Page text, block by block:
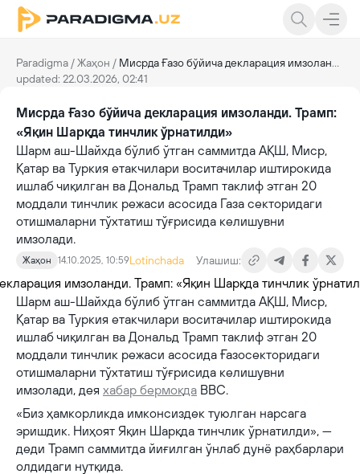
Paradigma /Жаҳон / Мисрда Ғазо бўйича декларация имзоланди. Трамп: «Яқин Шарқда тинчлик ўрнатилди»
updated: 22.03.2026, 02:41
Мисрда Ғазо бўйича декларация имзоланди. Трамп:
«Яқин Шарқда тинчлик ўрнатилди»
Шарм аш-Шайхда бўлиб ўтган саммитда АҚШ, Миср,
Қатар ва Туркия етакчилари воситачилар иштирокида
ишлаб чиқилган ва Дональд Трамп таклиф этган 20
моддали тинчлик режаси асосида Газа секторидаги
отишмаларни тўхтатиш тўғрисида келишувни
имзолади.
Жаҳон 14.10.2025, 10:59Lotinchada Улашиш:
Шарм аш-Шайхда бўлиб ўтган саммитда АҚШ, Миср,
Қатар ва Туркия етакчилари воситачилар иштирокида
ишлаб чиқилган ва Дональд Трамп таклиф этган 20
моддали тинчлик режаси асосида Ғазосекторидаги
отишмаларни тўхтатиш тўғрисида келишувни
имзолади, дея хабар бермоқда BBC.
«Биз ҳамкорликда имконсиздек туюлган нарсага
эришдик. Ниҳоят Яқин Шарқда тинчлик ўрнатилди», —
деди Трамп саммитда йиғилган ўнлаб дунё раҳбарлари
олдидаги нутқида.